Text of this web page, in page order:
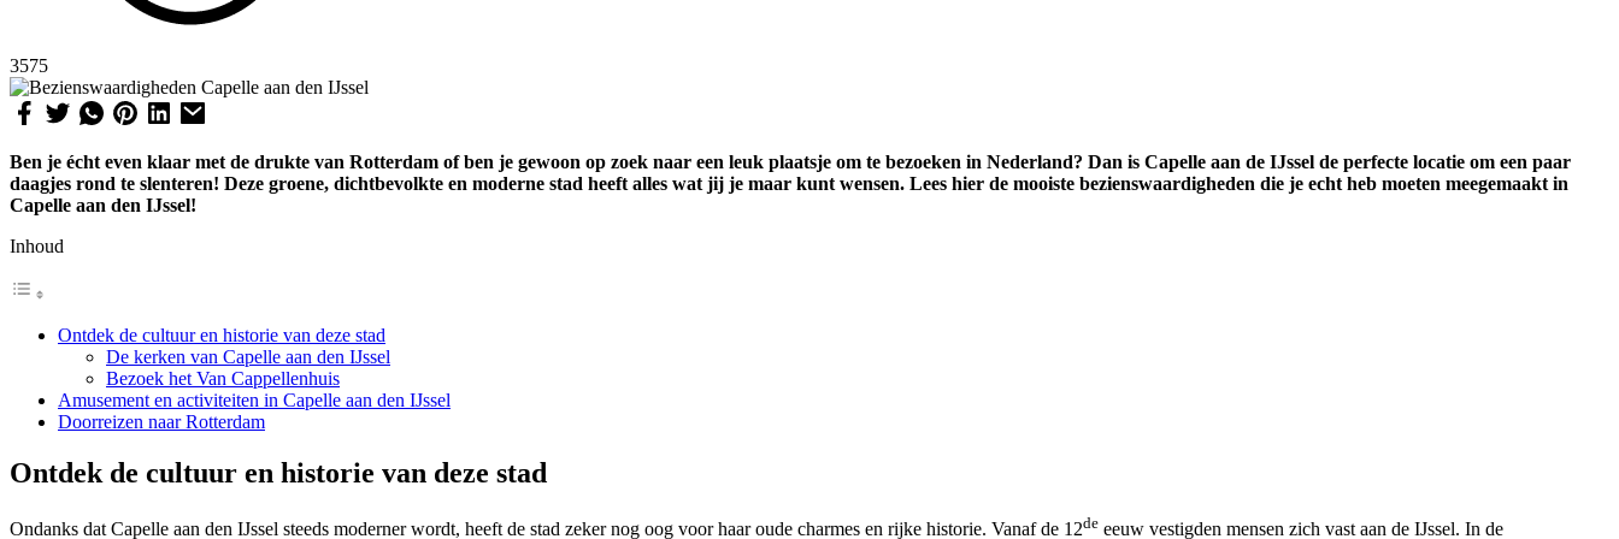
3575
Ben je écht even klaar met de drukte van Rotterdam of ben je gewoon op zoek naar een leuk plaatsje om te bezoeken in Nederland? Dan is Capelle aan de IJssel de perfecte locatie om een paar
daagjes rond te slenteren! Deze groene, dichtbevolkte en moderne stad heeft alles wat jij je maar kunt wensen. Lees hier de mooiste bezienswaardigheden die je echt heb moeten meegemaakt in
Capelle aan den IJssel!
Inhoud
Ontdek de cultuur en historie van deze stad
De kerken van Capelle aan den IJssel
Bezoek het Van Cappellenhuis
Amusement en activiteiten in Capelle aan den IJssel
Doorreizen naar Rotterdam
Ontdek de cultuur en historie van deze stad
Ondanks dat Capelle aan den IJssel steeds moderner wordt, heeft de stad zeker nog oog voor haar oude charmes en rijke historie. Vanaf de 12de eeuw vestigden mensen zich vast aan de IJssel. In de